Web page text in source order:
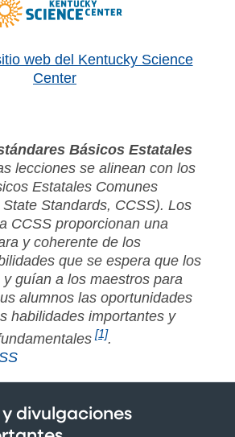
web del Kentucky Science
Center
Básicos Estatales
lecciones se alinean con los
Estatales Comunes
Standards, CCSS). Los
CCSS proporcionan una
y coherente de los
que se espera que los
guían a los maestros para
alumnos las oportunidades
habilidades importantes y
[1].
divulgaciones